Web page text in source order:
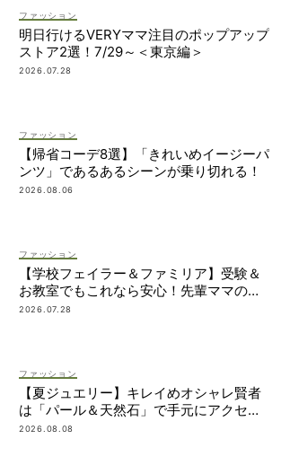
ファッション
明日行けるVERYママ注目のポップアップ
ストア2選！7/29～＜東京編＞
2026.07.28
ファッション
【帰省コーデ8選】「きれいめイージーパ
ンツ」であるあるシーンが乗り切れる！
2026.08.06
ファッション
【学校フェイラー＆ファミリア】受験＆
お教室でもこれなら安心！先輩ママの地
味見えしないネイビー小物
2026.07.28
ファッション
【夏ジュエリー】キレイめオシャレ賢者
は「パール＆天然石」で手元にアクセン
ト！
2026.08.08